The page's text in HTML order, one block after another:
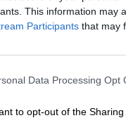
This information may
Participants that may
Data Processing Opt
to opt-out of the
Por
Más
viernes, 29 de